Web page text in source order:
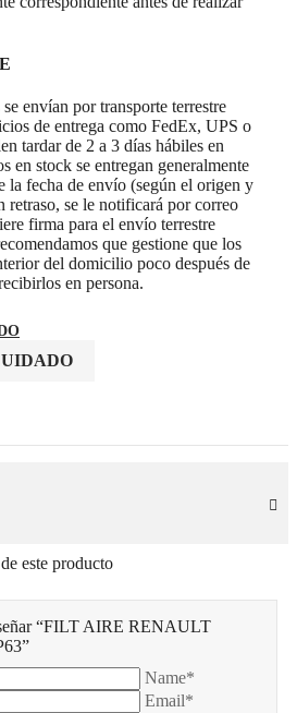
envían por transporte terrestre
de entrega como FedEx, UPS o
tardar de 2 a 3 días hábiles en
en stock se entregan generalmente
la fecha de envío (según el origen y
retraso, se le notificará por correo
firma para el envío terrestre
que gestione que los
del domicilio poco después de
en persona.
este producto
“FILT AIRE RENAULT
Name*
Email*